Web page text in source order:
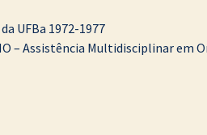
UFBa 1972-1977
– Assistência Multidisciplinar em